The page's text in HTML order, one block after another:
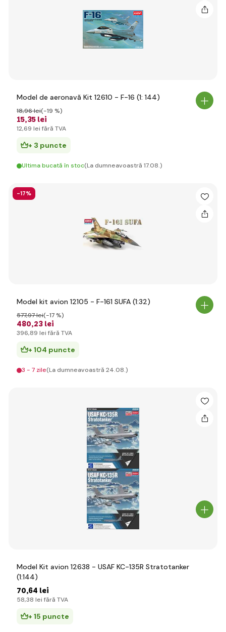
Model de aeronavă Kit 12610 - F-16 (1: 144)
15,35 lei
18,96 lei(-19 %)
12,69 lei fără TVA
+ 3 puncte
Ultima bucată în stoc(La dumneavoastră 17.08.)
-17%
Model kit avion 12105 - F-161 SUFA (1:32)
480,23 lei
577,97 lei(-17 %)
396,89 lei fără TVA
+ 104 puncte
3 - 7 zile(La dumneavoastră 24.08.)
Model Kit avion 12638 - USAF KC-135R Stratotanker
(1:144)
70,64 lei
58,38 lei fără TVA
+ 15 puncte